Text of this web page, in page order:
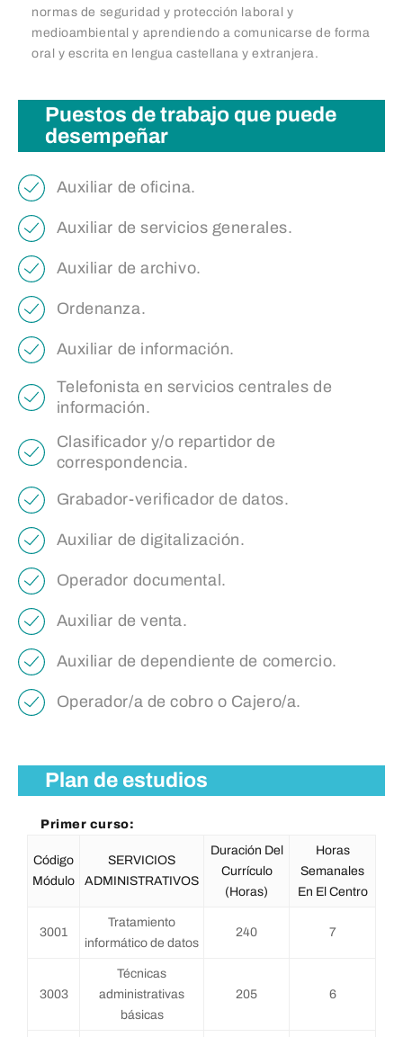
normas de seguridad y protección laboral y
medioambiental y aprendiendo a comunicarse de forma
oral y escrita en lengua castellana y extranjera.
Puestos de trabajo que puede
desempeñar
Auxiliar de oficina.
Auxiliar de servicios generales.
Auxiliar de archivo.
Ordenanza.
Auxiliar de información.
Telefonista en servicios centrales de
información.
Clasificador y/o repartidor de
correspondencia.
Grabador-verificador de datos.
Auxiliar de digitalización.
Operador documental.
Auxiliar de venta.
Auxiliar de dependiente de comercio.
Operador/a de cobro o Cajero/a.
Plan de estudios
Primer curso:
Código
Módulo
SERVICIOS
ADMINISTRATIVOS
Duración Del
Currículo
(horas)
Horas
Semanales
En El Centro
3001
Tratamiento
informático de datos
240 7
3003
Técnicas
administrativas
básicas
205 6